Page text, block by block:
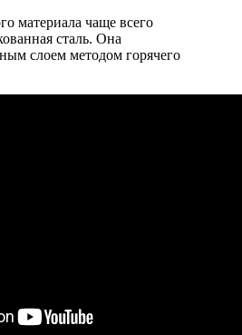
материала чаще всего
сталь. Она
слоем методом горячего